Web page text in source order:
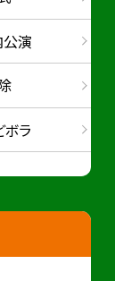
演
ラ